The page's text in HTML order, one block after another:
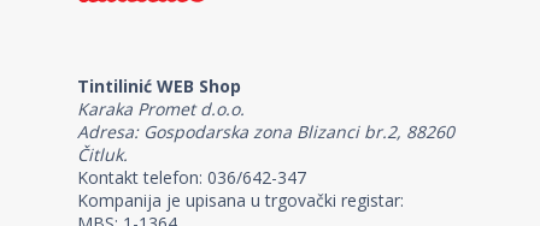
Tintilinić WEB Shop
Karaka Promet d.o.o.
Adresa: Gospodarska zona Blizanci br.2, 88260
Čitluk.
Kontakt telefon: 036/642-347
Kompanija je upisana u trgovački registar: